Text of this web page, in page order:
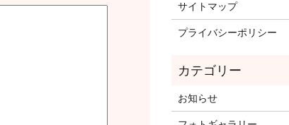
サイトマップ
プライバシーポリシー
お知らせ